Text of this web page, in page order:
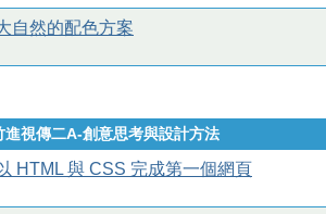
自然的配色方案
視傳二A-創意思考與設計方法
HTML 與 CSS 完成第一個網頁